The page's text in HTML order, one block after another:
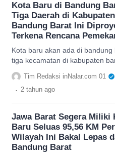
Kota Baru di Bandung
Tiga Daerah di Kabupaten
Bandung Barat Ini
Terkena Rencana
Kota baru akan ada di bandung
tiga kecamatan di kabupaten
barat akan masuk wilayah
simak selengkapnya.
Tim Redaksi inNalar.com 01
. 2 tahun ago
Jawa Barat Segera Miliki
Baru Seluas 95,56 KM
Wilayah Ini Bakal Lepas
Bandung Barat